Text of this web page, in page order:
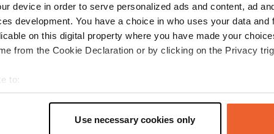
device in order to serve personalized ads and content, ad
development. You have a choice in who uses your data and
on this digital property where you have made your
from the Cookie Declaration or by clicking on the Privacy
to:
geographical location which can be accurate to within
personal data is processed and set your preferences in the
Use necessary cookies only
Très gros CP. Certains emplacements sont
petits et très en pente. La piste cyclable autour
du camping est en très mauvais état. Belle
plage, belle piscine, bonnes installations, parfois